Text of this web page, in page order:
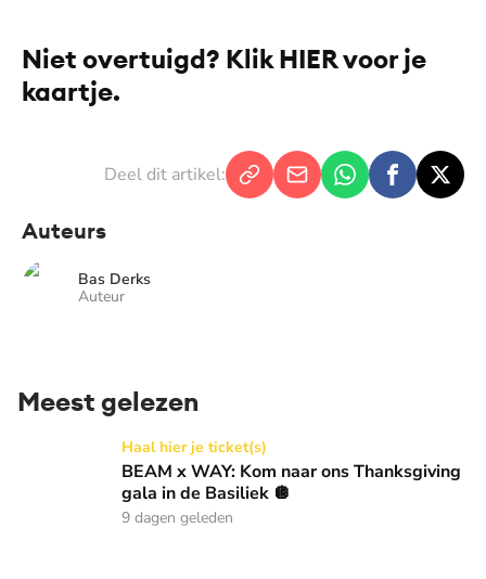
Niet overtuigd? KlikHIERvoor je
kaartje.
Deel dit artikel:
Auteurs
Bas Derks
Auteur
Meest gelezen
BEAM x WAY: Kom naar ons Thanksgiving gala in de
Haal hier je ticket(s)
BEAM x WAY: Kom naar ons Thanksgiving
gala in de Basiliek 🪩
9 dagen geleden